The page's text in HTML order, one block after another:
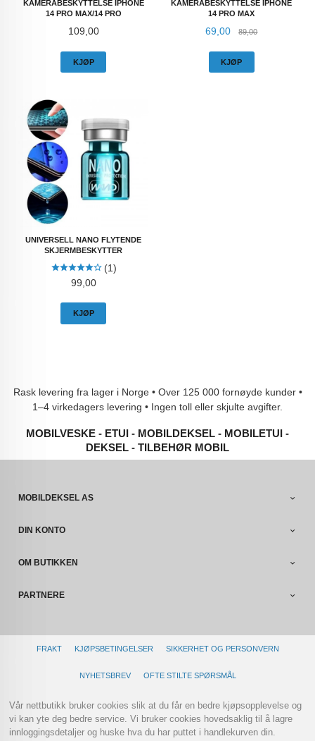
KAMERABESKYTTELSE IPHONE
14 PRO MAX/14 PRO
Pris
109,00
KJØP
KAMERABESKYTTELSE IPHONE
14 PRO MAX
Tilbud
69,00 89,00Rabatt
KJØP
UNIVERSELL NANO FLYTENDE
SKJERMBESKYTTER
(1)
Pris
99,00
KJØP
Rask levering fra lager i Norge • Over 125 000 fornøyde kunder •
1–4 virkedagers levering • Ingen toll eller skjulte avgifter.
MOBILVESKE - ETUI - MOBILDEKSEL - MOBILETUI -
DEKSEL - TILBEHØR MOBIL
MOBILDEKSEL AS
DIN KONTO
OM BUTIKKEN
PARTNERE
FRAKT KJØPSBETINGELSER SIKKERHET OG PERSONVERN
NYHETSBREV OFTE STILTE SPØRSMÅL
Vår nettbutikk bruker cookies slik at du får en bedre kjøpsopplevelse og
vi kan yte deg bedre service. Vi bruker cookies hovedsaklig til å lagre
innloggingsdetaljer og huske hva du har puttet i handlekurven din.